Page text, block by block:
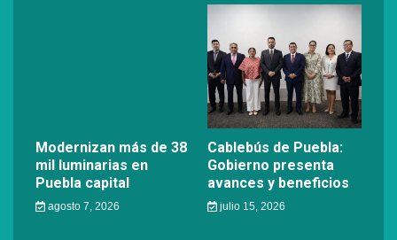
Modernizan más de 38
mil luminarias en
Puebla capital
agosto 7, 2026
Cablebús de Puebla:
Gobierno presenta
avances y beneficios
julio 15, 2026